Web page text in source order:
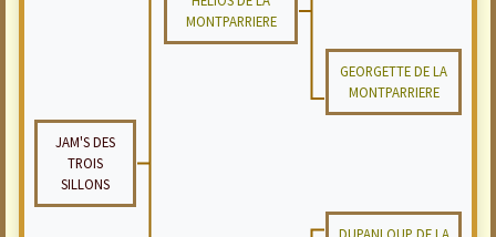
MONTPARRIERE
GEORGETTE DE LA
MONTPARRIERE
JAM'S DES
TROIS
SILLONS